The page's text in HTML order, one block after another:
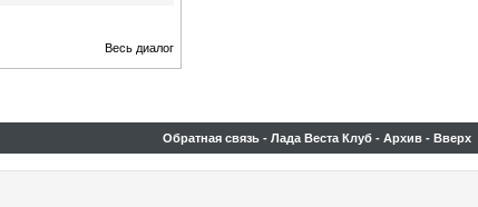
Весь диалог
Обратная связь - Лада Веста Клуб - Архив - Вверх